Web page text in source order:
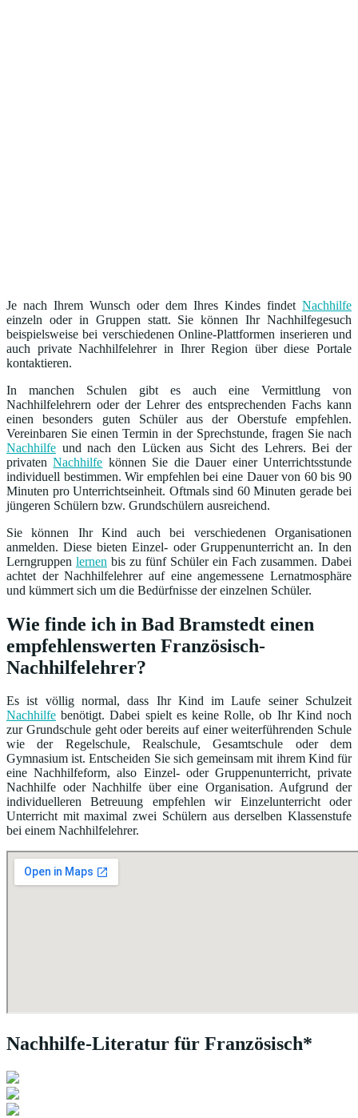
Je nach Ihrem Wunsch oder dem Ihres Kindes findet Nachhilfe
einzeln oder in Gruppen statt. Sie können Ihr Nachhilfegesuch
beispielsweise bei verschiedenen Online-Plattformen inserieren und
auch private Nachhilfelehrer in Ihrer Region über diese Portale
kontaktieren.
In manchen Schulen gibt es auch eine Vermittlung von
Nachhilfelehrern oder der Lehrer des entsprechenden Fachs kann
einen besonders guten Schüler aus der Oberstufe empfehlen.
Vereinbaren Sie einen Termin in der Sprechstunde, fragen Sie nach
Nachhilfe und nach den Lücken aus Sicht des Lehrers. Bei der
privatenNachhilfe können Sie die Dauer einer Unterrichtsstunde
individuell bestimmen. Wir empfehlen bei eine Dauer von 60 bis 90
Minuten pro Unterrichtseinheit. Oftmals sind 60 Minuten gerade bei
jüngeren Schülern bzw. Grundschülern ausreichend.
Sie können Ihr Kind auch bei verschiedenen Organisationen
anmelden. Diese bieten Einzel- oder Gruppenunterricht an. In den
Lerngruppen lernen bis zu fünf Schüler ein Fach zusammen. Dabei
achtet der Nachhilfelehrer auf eine angemessene Lernatmosphäre
und kümmert sich um die Bedürfnisse der einzelnen Schüler.
Wie finde ich in Bad Bramstedt einen
empfehlenswerten Französisch-
Nachhilfelehrer?
Es ist völlig normal, dass Ihr Kind im Laufe seiner Schulzeit
Nachhilfe benötigt. Dabei spielt es keine Rolle, ob Ihr Kind noch
zur Grundschule geht oder bereits auf einer weiterführenden Schule
wie der Regelschule, Realschule, Gesamtschule oder dem
Gymnasium ist. Entscheiden Sie sich gemeinsam mit ihrem Kind für
eine Nachhilfeform, also Einzel- oder Gruppenunterricht, private
Nachhilfe oder Nachhilfe über eine Organisation. Aufgrund der
individuelleren Betreuung empfehlen wir Einzelunterricht oder
Unterricht mit maximal zwei Schülern aus derselben Klassenstufe
bei einem Nachhilfelehrer.
Nachhilfe-Literatur für Französisch*